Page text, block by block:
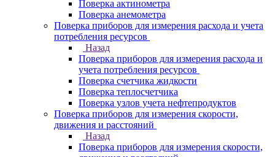
Поверка актинометра
Поверка анемометра
Поверка приборов для измерения расхода и учета
потребления ресурсов
Назад
Поверка приборов для измерения расхода и
учета потребления ресурсов
Поверка счетчика жидкости
Поверка теплосчетчика
Поверка узлов учета нефтепродуктов
Поверка приборов для измерения скорости,
движения и расстояний
Назад
Поверка приборов для измерения скорости,